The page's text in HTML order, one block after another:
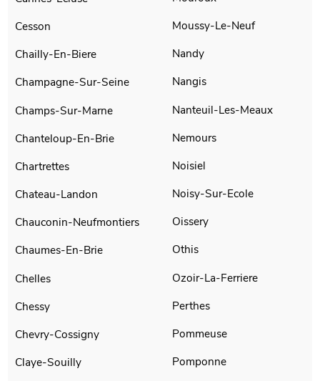
Cesson
Chailly-En-Biere
Champagne-Sur-Seine
Champs-Sur-Marne
Chanteloup-En-Brie
Chartrettes
Chateau-Landon
Chauconin-Neufmontiers
Chaumes-En-Brie
Chelles
Chessy
Chevry-Cossigny
Claye-Souilly
Moussy-Le-Neuf
Nandy
Nangis
Nanteuil-Les-Meaux
Nemours
Noisiel
Noisy-Sur-Ecole
Oissery
Othis
Ozoir-La-Ferriere
Perthes
Pommeuse
Pomponne